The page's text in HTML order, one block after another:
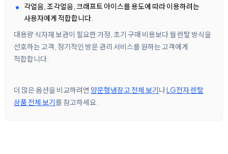
각얼음, 조각얼음, 크래프트 아이스를 용도에 따라 이용하려는
사용자에게 적합합니다.
대용량 식자재 보관이 필요한 가정, 초기 구매 비용보다 월 렌탈 방식을
선호하는 고객, 정기적인 방문 관리 서비스를 원하는 고객에게
적합합니다.
더 많은 옵션을 비교하려면 양문형냉장고 전체 보기나LG전자 렌탈
상품 전체 보기를 참고하세요.